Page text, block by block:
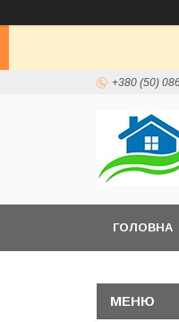
+380 (50)
ГОЛОВНА